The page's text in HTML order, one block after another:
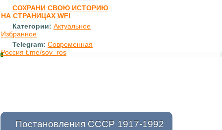
СОХРАНИ СВОЮ ИСТОРИЮ
НА СТРАНИЦАХ WFI
Категории: Актуальное
Избранное
Telegram: Современная
Россия t.me/sov_ros
Постановления СССР 1917-1992